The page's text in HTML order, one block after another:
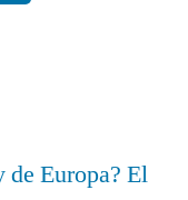
de Europa? El